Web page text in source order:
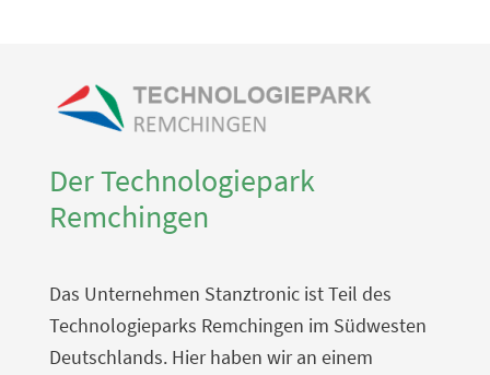
Der Technologiepark
Remchingen
Das Unternehmen Stanztronic ist Teil des
Technologieparks Remchingen im Südwesten
Deutschlands. Hier haben wir an einem